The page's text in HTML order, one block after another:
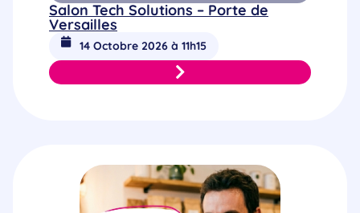
Salon Tech Solutions – Porte de
Versailles
14 Octobre 2026 à 11h15